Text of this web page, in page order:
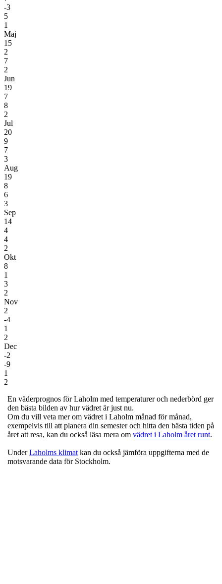
-3
5
1
Maj
15
2
7
2
Jun
19
7
8
2
Jul
20
9
7
3
Aug
19
8
6
3
Sep
14
4
4
2
Okt
8
1
3
2
Nov
2
-4
1
2
Dec
-2
-9
1
2
En väderprognos för Laholm med temperaturer och nederbörd ger
den bästa bilden av hur vädret är just nu.
Om du vill veta mer om vädret i Laholm månad för månad,
exempelvis till att planera din semester och hitta den bästa tiden på
året att resa, kan du också läsa mera om vädret i Laholm året runt.
UnderLaholms klimat kan du också jämföra uppgifterna med de
motsvarande data för Stockholm.